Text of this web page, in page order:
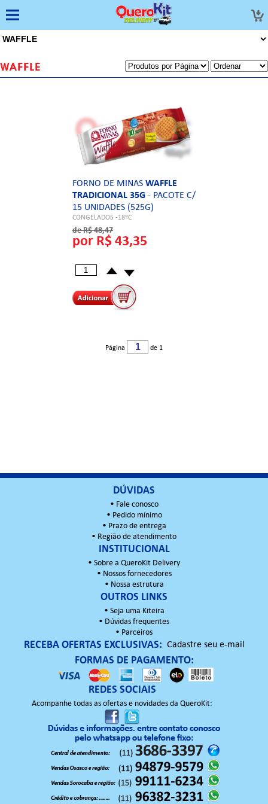
WAFFLE
FORNO DE MINAS WAFFLE
TRADICIONAL 35G- PACOTE C/
15 UNIDADES (525G)
CONGELADOS -18ºC
de R$ 48,47
por R$ 43,35
Página de 1
DÚVIDAS
• Fale conosco
• Pedido mínimo
• Prazo de entrega
• Região de atendimento
INSTITUCIONAL
• Sobre a QueroKit Delivery
• Nossos fornecedores
• Nossa estrutura
OUTROS LINKS
• Seja uma Kiteira
• Dúvidas frequentes
• Parceiros
RECEBA OFERTAS EXCLUSIVAS: Cadastre seu e-mail
FORMAS DE PAGAMENTO:
REDES SOCIAIS
Acompanhe todas as ofertas e novidades da QueroKit: